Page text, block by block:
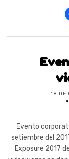
18 DE
Evento
setiembre del
Exposure 2017